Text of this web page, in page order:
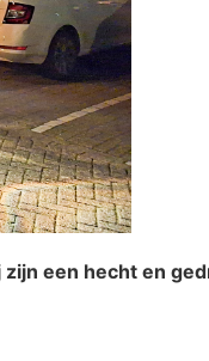
een hecht en